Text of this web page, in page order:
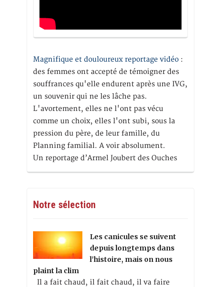
Magnifique et douloureux reportage vidéo :
des femmes ont accepté de témoigner des
souffrances qu'elle endurent après une IVG,
un souvenir qui ne les lâche pas.
L'avortement, elles ne l'ont pas vécu
comme un choix, elles l'ont subi, sous la
pression du père, de leur famille, du
Planning familial. A voir absolument.
Un reportage d’Armel Joubert des Ouches
Notre sélection
Les canicules se suivent
depuis longtemps dans
l’histoire, mais on nous
plaint la clim
Il a fait chaud, il fait chaud, il va faire